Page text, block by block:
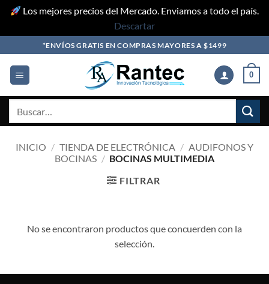
Los mejores precios del Mercado. Enviamos a todo el país.
Descartar
to
content
*ENVÍOS GRATIS EN COMPRAS MAYORES A $1499
0
INICIO / TIENDA DE ELECTRÓNICA / AUDIFONOS Y
BOCINAS / BOCINAS MULTIMEDIA
FILTRAR
No se encontraron productos que concuerden con la
selección.